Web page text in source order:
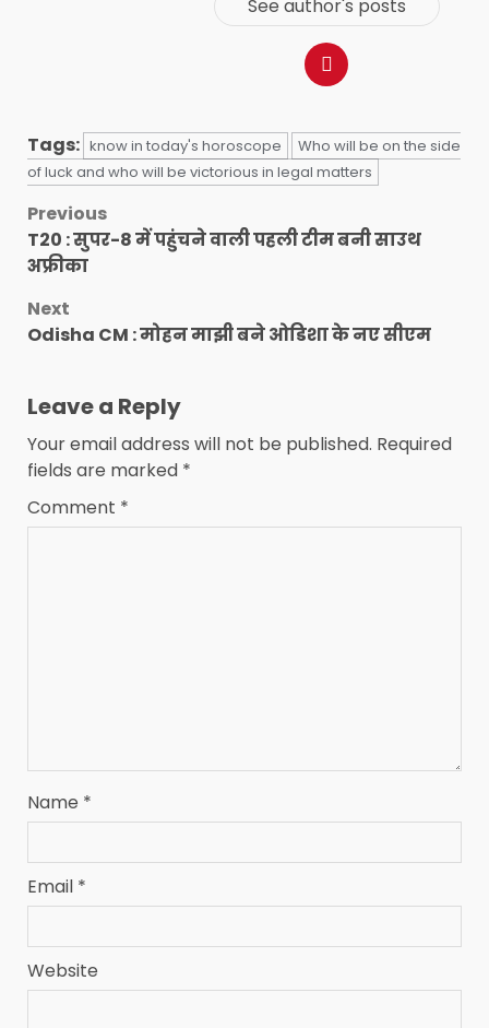
See author's posts
Tags: know in today's horoscope
Who will be on the side
of luck and who will be victorious in legal matters
Post
navigation
Previous
T20 : सुपर-8 में पहुंचने वाली पहली टीम बनी साउथ
अफ्रीका
Next
Odisha CM : मोहन माझी बने ओडिशा के नए सीएम
Leave a Reply
Your email address will not be published. Required
fields are marked *
Comment *
Name *
Email *
Website